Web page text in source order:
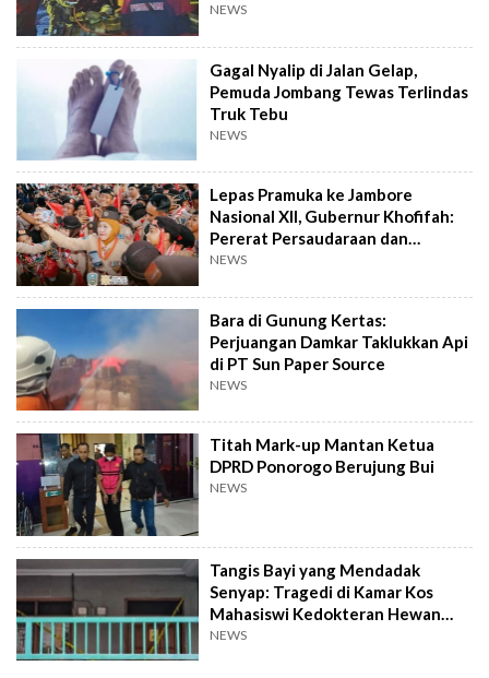
NEWS
Gagal Nyalip di Jalan Gelap,
Pemuda Jombang Tewas Terlindas
Truk Tebu
NEWS
Lepas Pramuka ke Jambore
Nasional XII, Gubernur Khofifah:
Pererat Persaudaraan dan
Semangat Nasional
NEWS
Bara di Gunung Kertas:
Perjuangan Damkar Taklukkan Api
di PT Sun Paper Source
NEWS
Titah Mark-up Mantan Ketua
DPRD Ponorogo Berujung Bui
NEWS
Tangis Bayi yang Mendadak
Senyap: Tragedi di Kamar Kos
Mahasiswi Kedokteran Hewan
Surabaya
NEWS